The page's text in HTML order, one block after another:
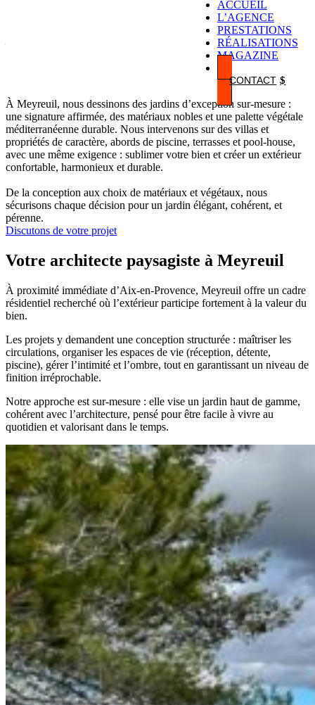
ACCUEIL
L’AGENCE
PRESTATIONS
RÉALISATIONS
MAGAZINE
CONTACT
Architecte paysagiste à Meyreuil
– Conception et création de jardins sur-
À Meyreuil, nous dessinons des jardins d’exception sur-mesure :
une signature affirmée, des matériaux nobles et une palette végétale
méditerranéenne durable. Nous intervenons sur des villas et
propriétés de caractère, abords de piscine, terrasses et pool-house,
avec une même exigence : sublimer votre bien et créer un extérieur
confortable, harmonieux et durable.
De la conception aux choix de matériaux et végétaux, nous
sécurisons chaque décision pour un jardin élégant, cohérent, et
pérenne.
Discutons de votre projet
Votre architecte paysagiste à Meyreuil
À proximité immédiate d’Aix-en-Provence, Meyreuil offre un cadre
résidentiel recherché où l’extérieur participe fortement à la valeur du
bien.
Les projets y demandent une conception structurée : maîtriser les
circulations, organiser les espaces de vie (réception, détente,
piscine), gérer l’intimité et l’ombre, tout en garantissant un niveau de
finition irréprochable.
Notre approche est sur-mesure : elle vise un jardin haut de gamme,
cohérent avec l’architecture, pensé pour être facile à vivre au
quotidien et valorisant dans le temps.